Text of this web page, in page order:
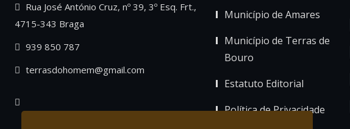
Rua José António Cruz, nº 39, 3º Esq. Frt.,
4715-343 Braga
939 850 787
terrasdohomem@gmail.com
Município de Amares
Município de Terras de
Bouro
Estatuto Editorial
Política de Privacidade